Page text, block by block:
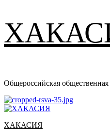
Общероссийская общественная
Основное
ХАКАСИЯ